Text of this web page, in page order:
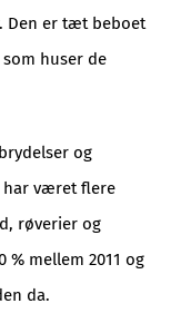
Den er tæt beboet
huser de
og
har været flere
røverier og
% mellem 2011 og
da.